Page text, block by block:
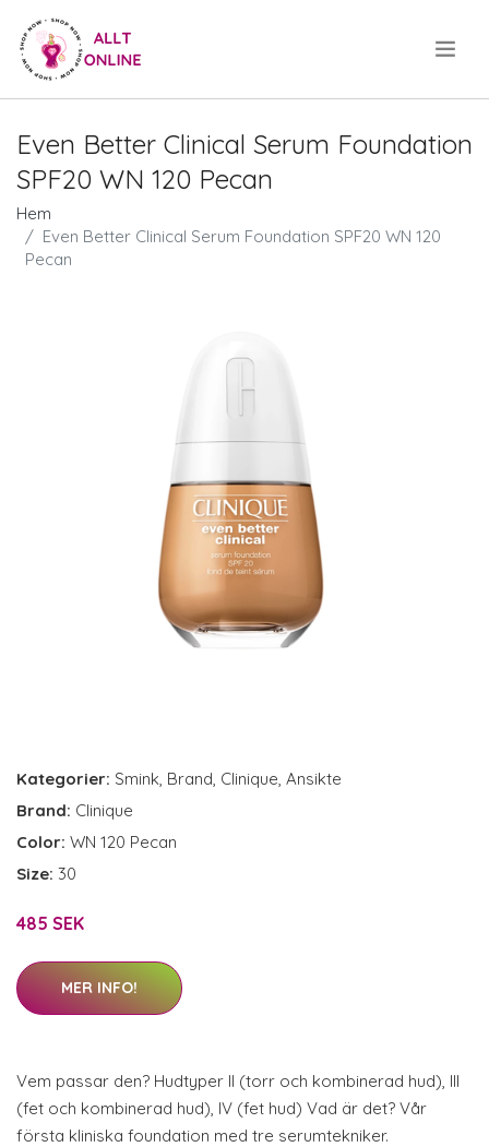
Even Better Clinical Serum Foundation
SPF20 WN 120 Pecan
Hem
Even Better Clinical Serum Foundation SPF20 WN 120
Pecan
Kategorier: Smink, Brand, Clinique, Ansikte
Brand: Clinique
Color: WN 120 Pecan
Size: 30
485 SEK
MER INFO!
Vem passar den? Hudtyper II (torr och kombinerad hud), III
(fet och kombinerad hud), IV (fet hud) Vad är det? Vår
första kliniska foundation med tre serumtekniker.